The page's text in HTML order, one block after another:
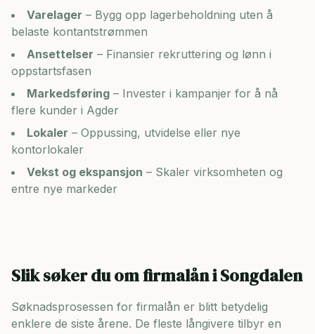
Varelager – Bygg opp lagerbeholdning uten å
belaste kontantstrømmen
Ansettelser – Finansier rekruttering og lønn i
oppstartsfasen
Markedsføring – Invester i kampanjer for å nå
flere kunder i Agder
Lokaler – Oppussing, utvidelse eller nye
kontorlokaler
Vekst og ekspansjon – Skaler virksomheten og
entre nye markeder
Slik søker du om firmalån iSongdalen
Søknadsprosessen for firmalån er blitt betydelig
enklere de siste årene. De fleste långivere tilbyr en